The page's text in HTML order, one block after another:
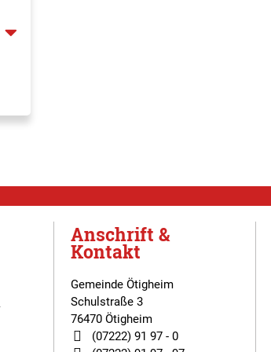
Anschrift &
Kontakt
Gemeinde Ötigheim
Schulstraße 3
76470 Ötigheim
(07222) 91 97 - 0